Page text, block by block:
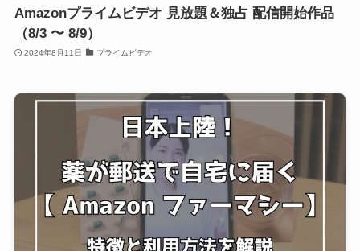
Amazonプライムビデオ 見放題＆独占 配信開始作品
（8/3 〜 8/9）
2024年8月11日 プライムビデオ